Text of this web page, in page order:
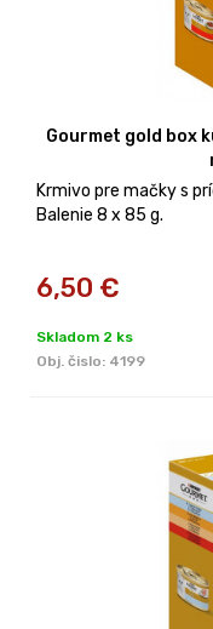
Gourmet gold box
Krmivo pre mačky s
Balenie 8 x 85 g.
6,50 €
Skladom 2 ks
Obj. čislo: 4199